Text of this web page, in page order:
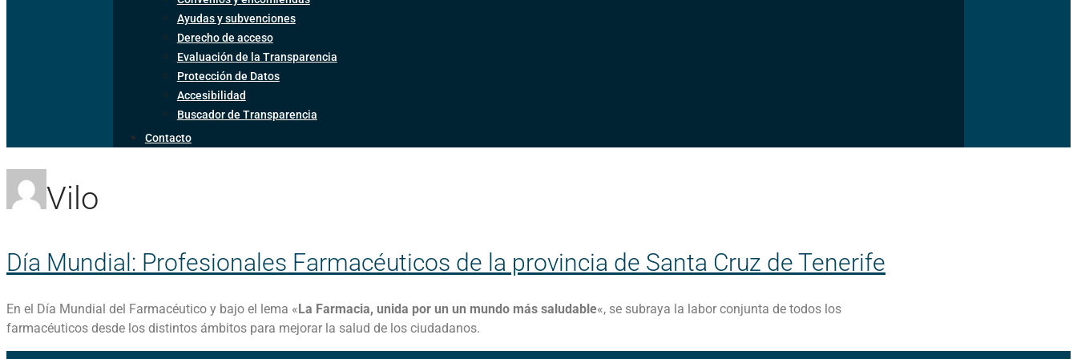
Ayudas y subvenciones
Derecho de acceso
Evaluación de la Transparencia
Protección de Datos
Accesibilidad
Buscador de Transparencia
Contacto
Vilo
Día Mundial: Profesionales Farmacéuticos de la provincia de Santa Cruz de Tenerife
En el Día Mundial del Farmacéutico y bajo el lema « La Farmacia, unida por un un mundo más saludable«, se subraya la labor conjunta de todos los
farmacéuticos desde los distintos ámbitos para mejorar la salud de los ciudadanos.